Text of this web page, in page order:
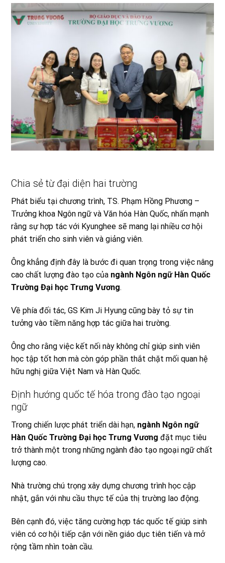
Chia sẻ từ đại diện hai trường
Phát biểu tại chương trình, TS. Phạm Hồng Phương –
Trưởng khoa Ngôn ngữ và Văn hóa Hàn Quốc, nhấn mạnh
rằng sự hợp tác với Kyunghee sẽ mang lại nhiều cơ hội
phát triển cho sinh viên và giảng viên.
Ông khẳng định đây là bước đi quan trọng trong việc nâng
cao chất lượng đào tạo của ngành Ngôn ngữ Hàn Quốc
Trường Đại học Trưng Vương.
Về phía đối tác, GS Kim Ji Hyung cũng bày tỏ sự tin
tưởng vào tiềm năng hợp tác giữa hai trường.
Ông cho rằng việc kết nối này không chỉ giúp sinh viên
học tập tốt hơn mà còn góp phần thắt chặt mối quan hệ
hữu nghị giữa Việt Nam và Hàn Quốc.
Định hướng quốc tế hóa trong đào tạo ngoại
ngữ
Trong chiến lược phát triển dài hạn, ngành Ngôn ngữ
Hàn Quốc Trường Đại học Trưng Vương đặt mục tiêu
trở thành một trong những ngành đào tạo ngoại ngữ chất
lượng cao.
Nhà trường chú trọng xây dựng chương trình học cập
nhật, gắn với nhu cầu thực tế của thị trường lao động.
Bên cạnh đó, việc tăng cường hợp tác quốc tế giúp sinh
viên có cơ hội tiếp cận với nền giáo dục tiên tiến và mở
rộng tầm nhìn toàn cầu.